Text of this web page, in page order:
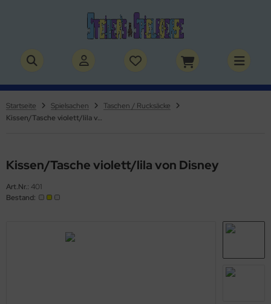
Startseite Spielsachen
Taschen / Rucksäcke
Kissen/Tasche violett/lila von Disney
Kissen/Tasche violett/lila von Disney
Art.Nr.: 401
Bestand:
& Superhelden